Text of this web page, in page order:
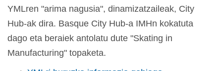
YMLren "arima nagusia", dinamizatzaileak, City
Hub-ak dira. Basque City Hub-a IMHn kokatuta
dago eta beraiek antolatu dute "Skating in
Manufacturing" topaketa.